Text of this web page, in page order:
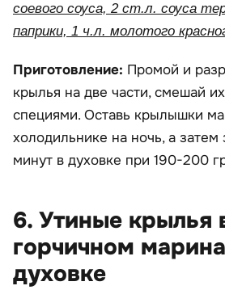
соевого соуса, 2 ст.л. соуса
паприки, 1 ч.л. молотого
Приготовление: Промой и
крылья на две части, смешай
специями. Оставь крылышки
холодильнике на ночь, а
минут в духовке при 190-200
6. Утиные крылья
горчичном
духовке